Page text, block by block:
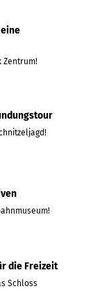
Zentrum!
die Freizeit
Schloss